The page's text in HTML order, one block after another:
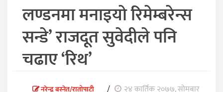
लण्डनमा मनाइयो रिमेम्बरेन्स
सन्डे’ राजदूत सुवेदीले पनि
चढाए ‘रिथ’
नरेन्द्र बस्नेत/रातोपाटी